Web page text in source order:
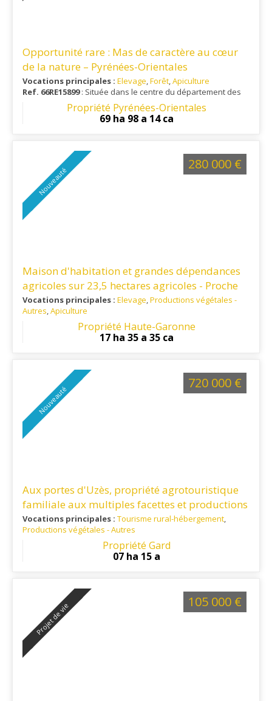
Opportunité rare : Mas de caractère au cœur
de la nature – Pyrénées-Orientales
Vocations principales : Elevage,Forêt,Apiculture
Ref. 66RE15899: Située dans le centre du département des
Pyrénées-Orientales, en région Occitanie. Au coeur d'une
zone naturelle d'intérêt écologique, faunistique et
floristique, secteur conflent.
Propriété Pyrénées-Orientales
69 ha 98 a 14 ca
Nouveauté
Maison d'habitation et grandes dépendances
agricoles sur 23,5 hectares agricoles - Proche
Toulouse
Vocations principales : Elevage,Productions végétales -
Autres,Apiculture
Ref. 31PV14784: A 50 minutes au sud-ouest de Toulouse
Propriété Haute-Garonne
17 ha 35 a 35 ca
280 000 €
Nouveauté
Aux portes d'Uzès, propriété agrotouristique
familiale aux multiples facettes et productions
agricoles
Vocations principales : Tourisme rural-hébergement,
Productions végétales - Autres
: Sous les tours du Duché d'Uzès
Propriété Gard
07 ha 15 a
720 000 €
Projet de vie 105 000 €